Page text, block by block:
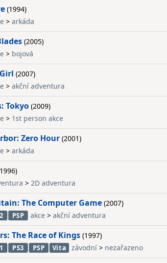
(1994)
> arkáda
(2005)
> bojová
(2007)
> akční adventura
Tokyo (2009)
> 1st person akce
Zero Hour (2001)
> arkáda
> 2D adventura
The Computer Game (2007)
PSP akce > akční adventura
The Race of Kings (1997)
PS3 PSP Vita závodní > nezařazeno